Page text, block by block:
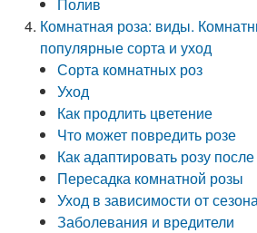
Комнатная роза: виды.
популярные сорта и уход
Сорта комнатных роз
Уход
Как продлить цветение
Что может повредить розе
Как адаптировать розу
Пересадка комнатной розы
Уход в зависимости от
Заболевания и вредители